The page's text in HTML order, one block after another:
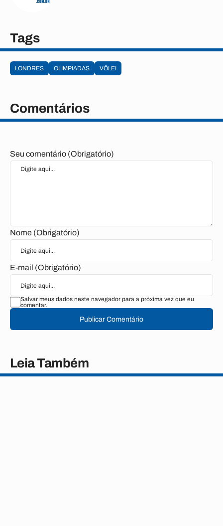
Tags
LONDRES OLIMPIADAS VÔLEI
Comentários
Seu comentário (Obrigatório)
Nome (Obrigatório)
E-mail (Obrigatório)
Salvar meus dados neste navegador para a próxima vez que eu
comentar.
Publicar Comentário
Leia Também